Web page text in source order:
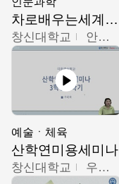
차로배우는세계문화
창신대학교 안소영
예술ㆍ체육
산학연미용세미나
창신대학교 우미옥,오윤경,박선이